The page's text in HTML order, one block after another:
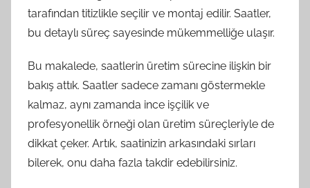
tarafından titizlikle seçilir ve montaj edilir. Saatler,
bu detaylı süreç sayesinde mükemmelliğe ulaşır.
Bu makalede, saatlerin üretim sürecine ilişkin bir
bakış attık. Saatler sadece zamanı göstermekle
kalmaz, aynı zamanda ince işçilik ve
profesyonellik örneği olan üretim süreçleriyle de
dikkat çeker. Artık, saatinizin arkasındaki sırları
bilerek, onu daha fazla takdir edebilirsiniz.